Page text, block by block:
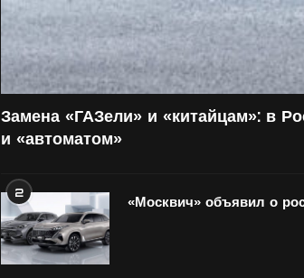
Замена «ГАЗели» и «китайцам»: в
и «автоматом»
2
«Москвич» объявил о